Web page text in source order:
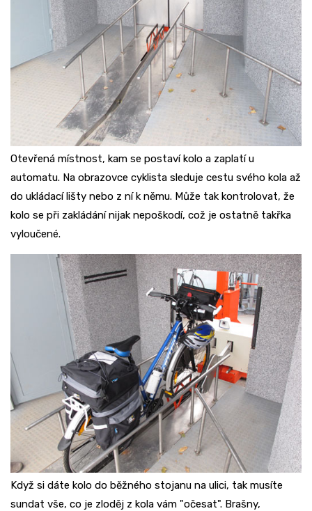
Otevřená místnost, kam se postaví kolo a zaplatí u
automatu. Na obrazovce cyklista sleduje cestu svého kola až
do ukládací lišty nebo z ní k němu. Může tak kontrolovat, že
kolo se při zakládání nijak nepoškodí, což je ostatně takřka
vyloučené.
Když si dáte kolo do běžného stojanu na ulici, tak musíte
sundat vše, co je zloděj z kola vám "očesat". Brašny,